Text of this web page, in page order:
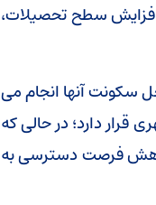
سطح تحصیلات،
سکونت آنها انجام می
شهری قرار دارد؛ در حالی که
فرصت دسترسی به